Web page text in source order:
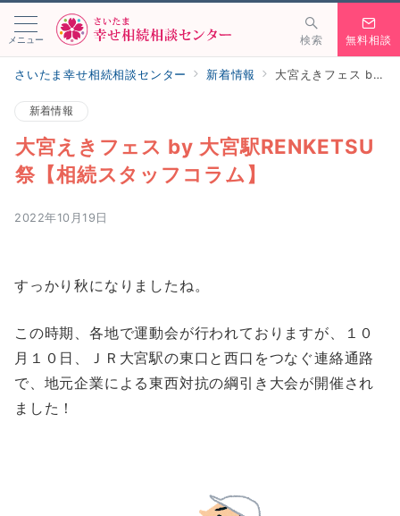
メニュー 検索 無料相談
さいたま幸せ相続相談センター 新着情報 大宮えきフェス by 大宮駅RENKETSU祭【相続スタッフコラム】
新着情報
大宮えきフェス by 大宮駅RENKETSU
祭【相続スタッフコラム】
2022年10月19日
すっかり秋になりましたね。
この時期、各地で運動会が行われておりますが、１０
月１０日、ＪＲ大宮駅の東口と西口をつなぐ連絡通路
で、地元企業による東西対抗の綱引き大会が開催され
ました！